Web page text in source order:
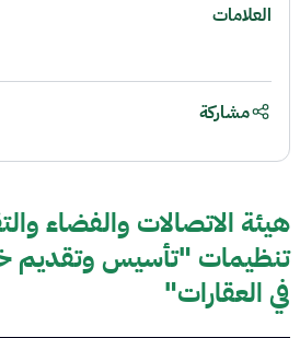
هيئة الاتصالات والفضاء
تنظيمات "تأسيس وتقديم
في العقارات"
العلامات
مشاركة